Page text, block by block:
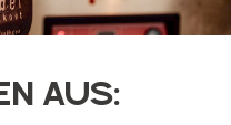
AUS: